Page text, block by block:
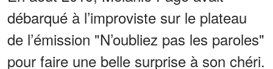
débarqué à l’improviste sur le plateau
de l’émission "N’oubliez pas les paroles"
pour faire une belle surprise à son chéri.